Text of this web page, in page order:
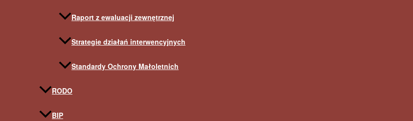
Raport z ewaluacji zewnętrznej
Strategie działań interwencyjnych
Standardy Ochrony Małoletnich
RODO
BIP